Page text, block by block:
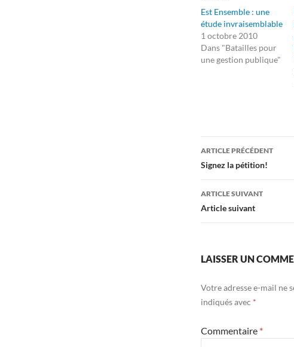
Est Ensemble : une
étude invraisemblable
1 octobre 2010
Dans "Batailles pour
une gestion publique"
Navigation
des
articles
ARTICLE PRÉCÉDENT
Signez la pétition!
ARTICLE SUIVANT
Article suivant
LAISSER UN
Votre adresse e-mail ne
indiqués avec *
Commentaire *